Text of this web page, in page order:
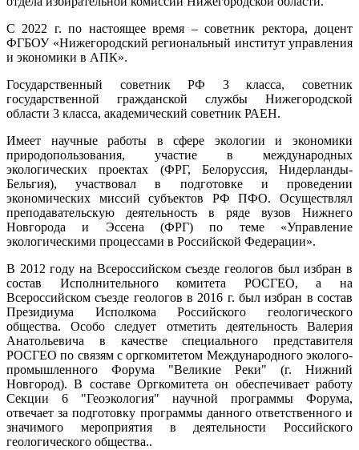
С 2022 г. по настоящее время – советник ректора, доцент
ФГБОУ «Нижегородский региональный институт управления
и экономики в АПК».
Государственный советник РФ 3 класса, советник
государственной гражданской службы Нижегородской
области 3 класса, академический советник РАЕН.
Имеет научные работы в сфере экологии и экономики
природопользования, участие в международных
экологических проектах (ФРГ, Белоруссия, Нидерланды-
Бельгия), участвовал в подготовке и проведении
экономических миссий субъектов РФ ПФО. Осуществлял
преподавательскую деятельность в ряде вузов Нижнего
Новгорода и Эссена (ФРГ) по теме «Управление
экологическими процессами в Российской Федерации».
В 2012 году на Всероссийском съезде геологов был избран в
состав Исполнительного комитета РОСГЕО, а на
Всероссийском съезде геологов в 2016 г. был избран в состав
Президиума Исполкома Российского геологического
общества. Особо следует отметить деятельность Валерия
Анатольевича в качестве специального представителя
РОСГЕО по связям с оргкомитетом Международного эколого-
промышленного Форума "Великие Реки" (г. Нижний
Новгород). В составе Оргкомитета он обеспечивает работу
Секции 6 "Геоэкология" научной программы Форума,
отвечает за подготовку программы данного ответственного и
значимого мероприятия в деятельности Российского
геологического общества..